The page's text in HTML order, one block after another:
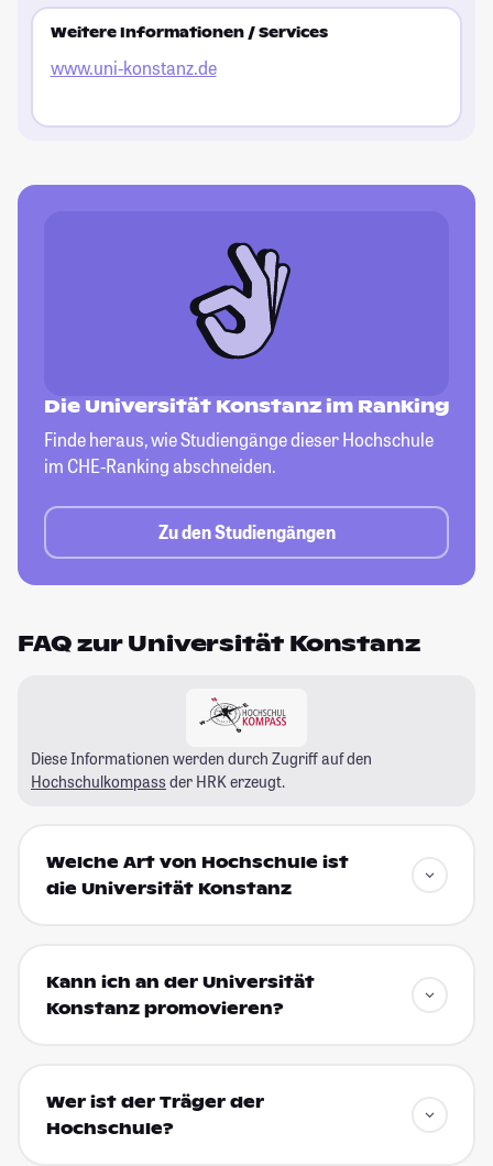
Weitere Informationen / Services
www.uni-konstanz.de
Die Universität Konstanz im Ranking
Finde heraus, wie Studiengänge dieserHochschule
im CHE-Ranking abschneiden.
Zu den Studiengängen
FAQ zur Universität Konstanz
Diese Informationen werden durch Zugriff auf den
Hochschulkompass der HRK erzeugt.
Welche Art von Hochschule ist
die Universität Konstanz
Kann ich an der Universität
Konstanz promovieren?
Wer ist der Träger der
Hochschule?